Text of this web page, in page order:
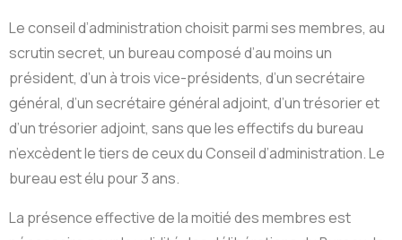
Le conseil d’administration choisit parmi ses membres, au
scrutin secret, un bureau composé d’au moins un
président, d’un à trois vice-présidents, d’un secrétaire
général, d’un secrétaire général adjoint, d’un trésorier et
d’un trésorier adjoint, sans que les effectifs du bureau
n’excèdent le tiers de ceux du Conseil d’administration. Le
bureau est élu pour 3 ans.
La présence effective de la moitié des membres est